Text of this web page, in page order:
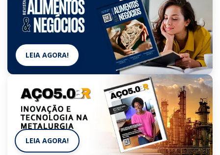
LEIA AGORA!
LEIA AGORA!